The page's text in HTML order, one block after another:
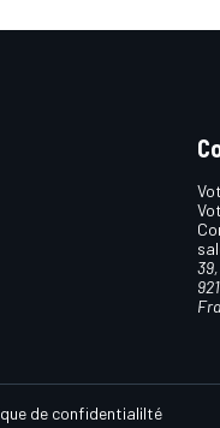
de confidentialilté